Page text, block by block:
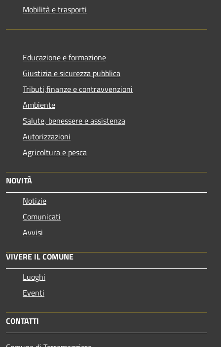
Mobilità e trasporti
Educazione e formazione
Giustizia e sicurezza pubblica
Tributi,finanze e contravvenzioni
Ambiente
Salute, benessere e assistenza
Autorizzazioni
Agricoltura e pesca
NOVITÀ
Notizie
Comunicati
Avvisi
VIVERE IL COMUNE
Luoghi
Eventi
CONTATTI